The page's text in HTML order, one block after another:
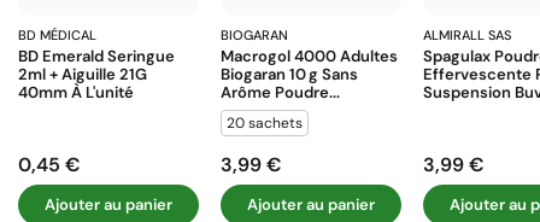
BD MÉDICAL
BD Emerald Seringue
2ml + Aiguille 21G
40mm À L'unité
Prix
0,45 €
Ajouter au panier
BIOGARAN
Macrogol 4000 Adultes
Biogaran 10 G Sans
Arôme Poudre...
20 sachets
Prix
3,99 €
Ajouter au panier
ALMIRALL SAS
Spagulax
Effervescente
Suspension
Prix
3,99 €
Ajouter au